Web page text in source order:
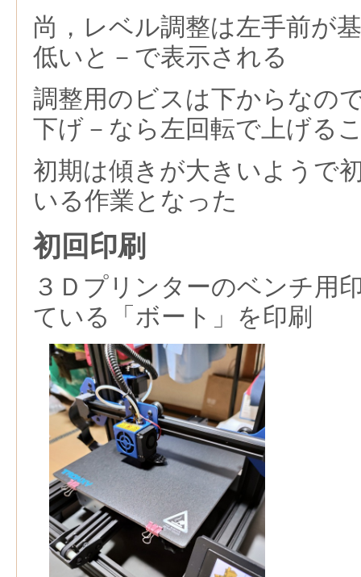
尚，レベル調整は左手前が
低いと－で表示される
調整用のビスは下からなの
下げ－なら左回転で上げる
初期は傾きが大きいようで
いる作業となった
初回印刷
３Ｄプリンターのベンチ用
ている「ボート」を印刷